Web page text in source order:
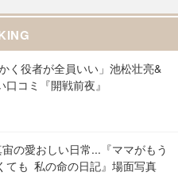
く役者が全員いい」池松壮亮&
口コミ『開戦前夜』
宙の愛おしい日常...『ママがもう
ても 私の命の日記』場面写真